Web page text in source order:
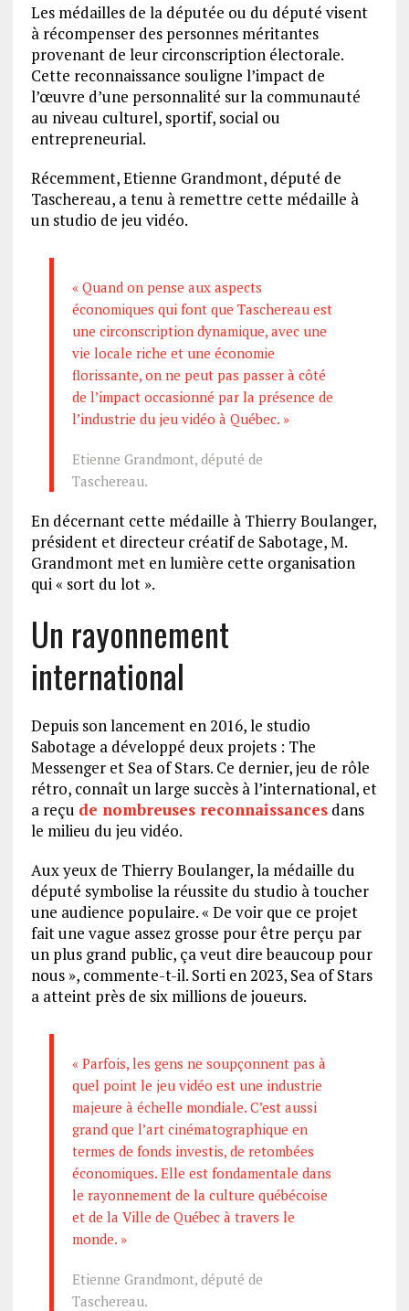
Les médailles de la députée ou du député visent
à récompenser des personnes méritantes
provenant de leur circonscription électorale.
Cette reconnaissance souligne l’impact de
l’œuvre d’une personnalité sur la communauté
au niveau culturel, sportif, social ou
entrepreneurial.
Récemment, Etienne Grandmont, député de
Taschereau, a tenu à remettre cette médaille à
un studio de jeu vidéo.
« Quand on pense aux aspects
économiques qui font que Taschereau est
une circonscription dynamique, avec une
vie locale riche et une économie
florissante, on ne peut pas passer à côté
de l’impact occasionné par la présence de
l’industrie du jeu vidéo à Québec. »
Etienne Grandmont, député de
Taschereau.
En décernant cette médaille à Thierry Boulanger,
président et directeur créatif de Sabotage, M.
Grandmont met en lumière cette organisation
qui « sort du lot ».
Un rayonnement
international
Depuis son lancement en 2016, le studio
Sabotage a développé deux projets : The
Messenger et Sea of Stars. Ce dernier, jeu de rôle
rétro, connaît un large succès à l’international, et
a reçu de nombreuses reconnaissancesdans
le milieu du jeu vidéo.
Aux yeux de Thierry Boulanger, la médaille du
député symbolise la réussite du studio à toucher
une audience populaire. « De voir que ce projet
fait une vague assez grosse pour être perçu par
un plus grand public, ça veut dire beaucoup pour
nous », commente-t-il. Sorti en 2023, Sea of Stars
a atteint près de six millions de joueurs.
« Parfois, les gens ne soupçonnent pas à
quel point le jeu vidéo est une industrie
majeure à échelle mondiale. C’est aussi
grand que l’art cinématographique en
termes de fonds investis, de retombées
économiques. Elle est fondamentale dans
le rayonnement de la culture québécoise
et de la Ville de Québec à travers le
monde. »
Etienne Grandmont, député de
Taschereau.